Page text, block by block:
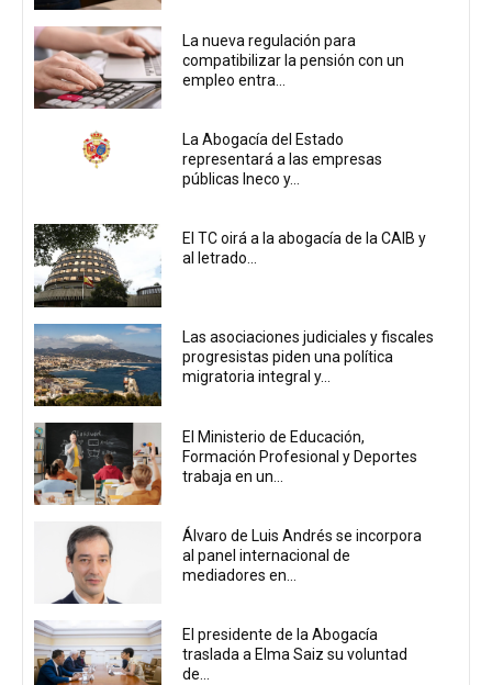
La nueva regulación para
compatibilizar la pensión con un
empleo entra...
La Abogacía del Estado
representará a las empresas
públicas Ineco y...
El TC oirá a la abogacía de la CAIB y
al letrado...
Las asociaciones judiciales y fiscales
progresistas piden una política
migratoria integral y...
El Ministerio de Educación,
Formación Profesional y Deportes
trabaja en un...
Álvaro de Luis Andrés se incorpora
al panel internacional de
mediadores en...
El presidente de la Abogacía
traslada a Elma Saiz su voluntad
de...